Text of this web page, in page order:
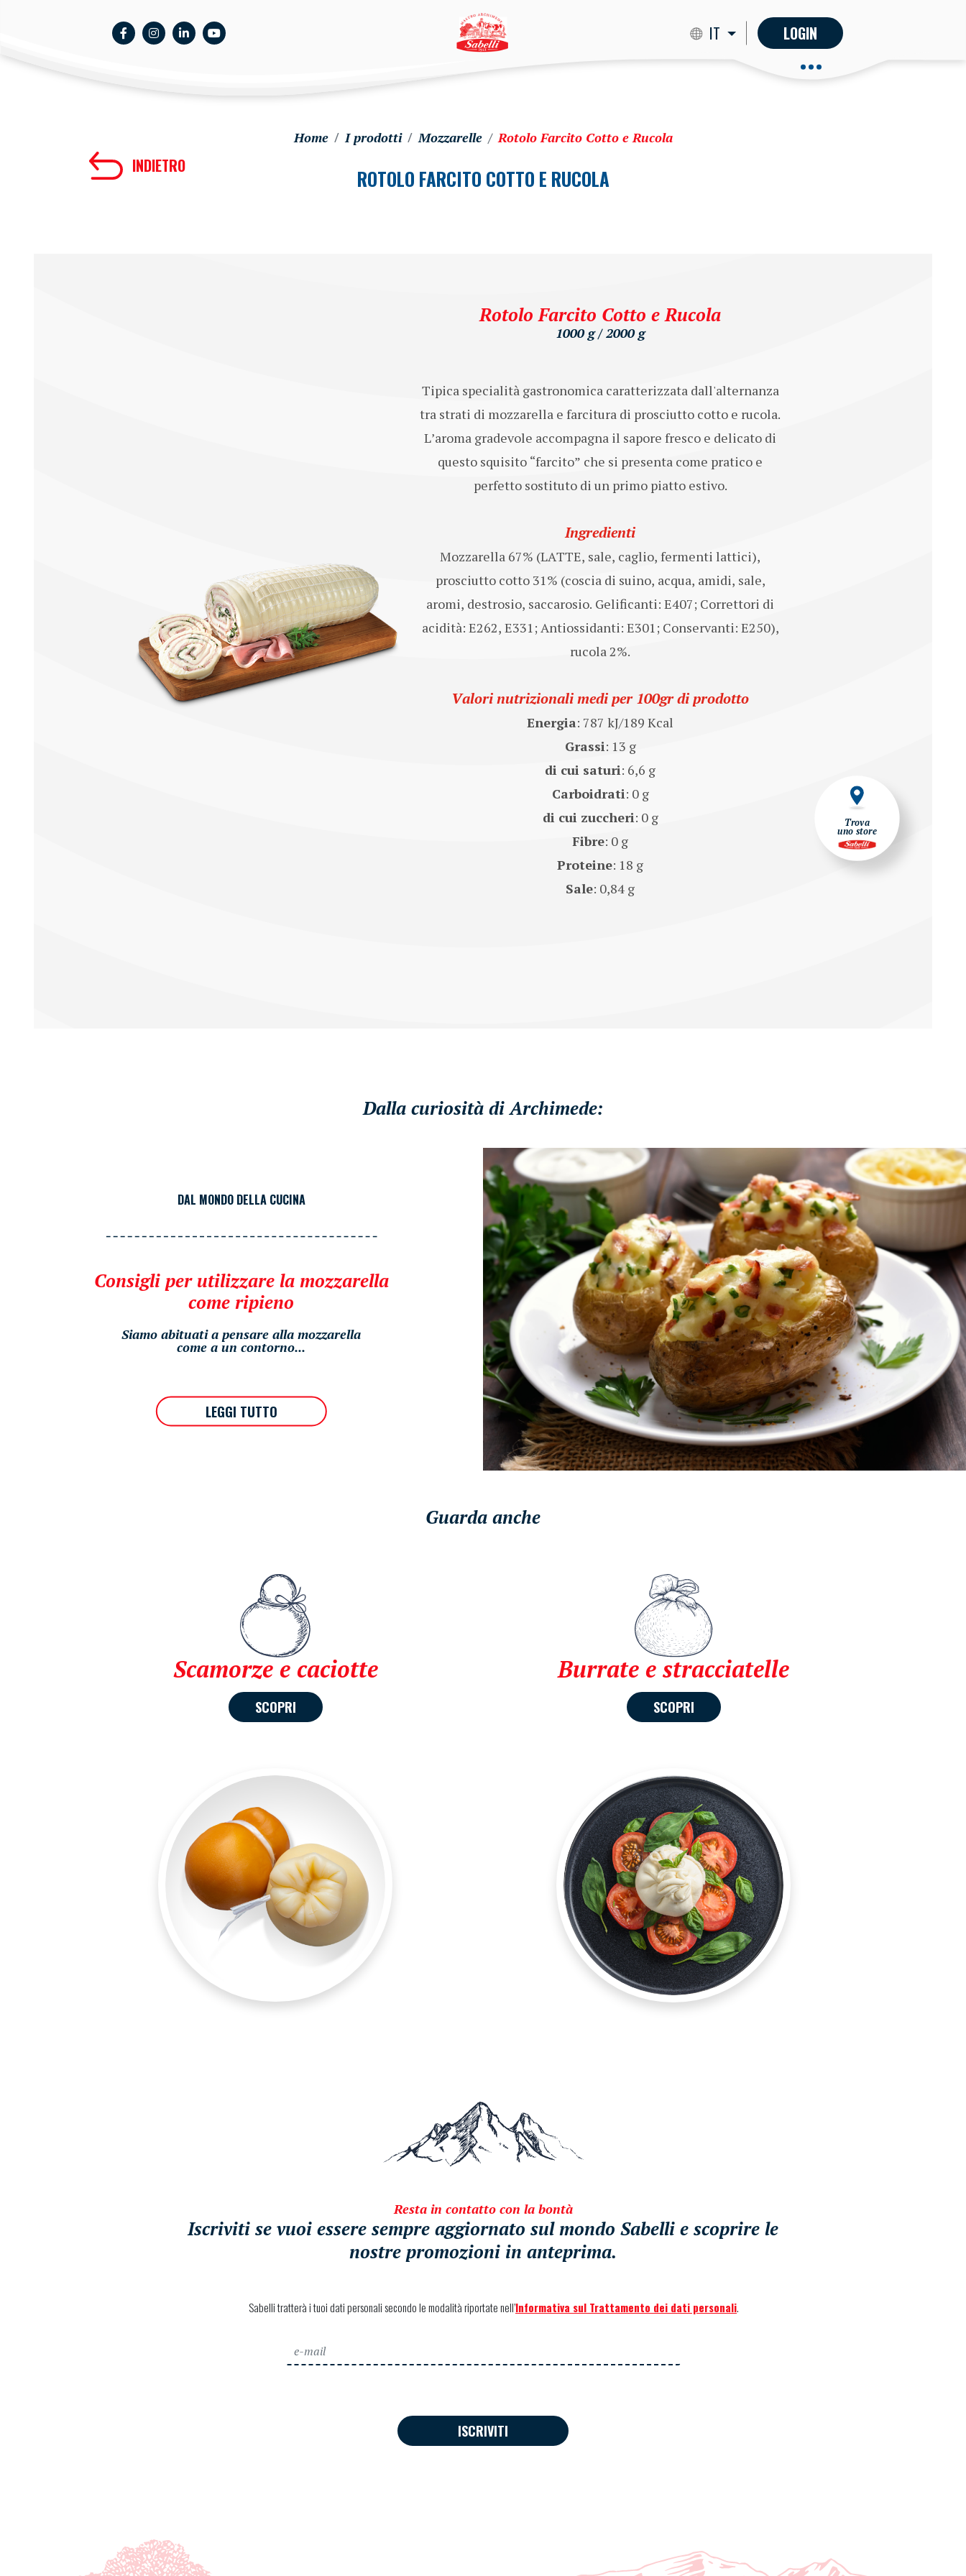
IT LOGIN
Trova
uno store
Home I prodotti Mozzarelle Rotolo Farcito Cotto e Rucola
INDIETRO ROTOLO FARCITO COTTO E RUCOLA
Rotolo Farcito Cotto e Rucola
1000 g / 2000 g
Tipica specialità gastronomica caratterizzata dall'alternanza
tra strati di mozzarella e farcitura di prosciutto cotto e rucola.
L’aroma gradevole accompagna il sapore fresco e delicato di
questo squisito “farcito” che si presenta come pratico e
perfetto sostituto di un primo piatto estivo.
Ingredienti
Mozzarella 67% (LATTE, sale, caglio, fermenti lattici),
prosciutto cotto 31% (coscia di suino, acqua, amidi, sale,
aromi, destrosio, saccarosio. Gelificanti: E407; Correttori di
acidità: E262, E331; Antiossidanti: E301; Conservanti: E250),
rucola 2%.
Valori nutrizionali medi per 100gr di prodotto
Energia: 787 kJ/189 Kcal
Grassi: 13 g
di cui saturi: 6,6 g
Carboidrati: 0 g
di cui zuccheri: 0 g
Fibre: 0 g
Proteine: 18 g
Sale: 0,84 g
Dalla curiosità di Archimede:
DAL MONDO DELLA CUCINA
Consigli per utilizzare la mozzarella
come ripieno
Siamo abituati a pensare alla mozzarella
come a un contorno...
LEGGI TUTTO
Guarda anche
Scamorze e caciotte
SCOPRI
Burrate e stracciatelle
SCOPRI
Resta in contatto con la bontà
Iscriviti se vuoi essere sempre aggiornato sul mondo Sabelli e scoprire le
nostre promozioni in anteprima.
Sabelli tratterà i tuoi dati personali secondo le modalità riportate nell’Informativa sul Trattamento dei dati personali.
ISCRIVITI